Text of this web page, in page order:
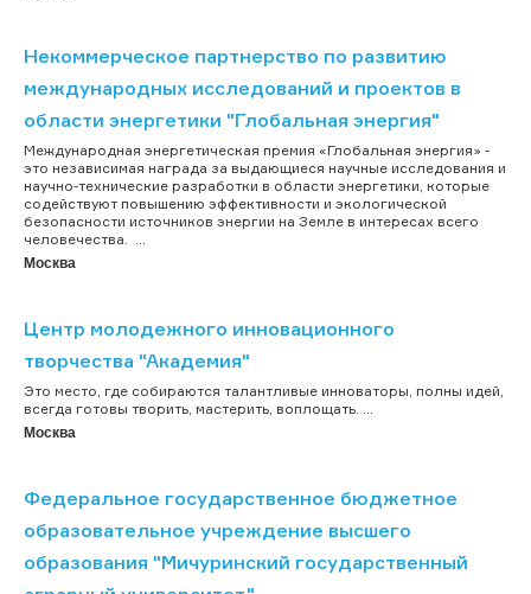
Некоммерческое партнерство по развитию
международных исследований и проектов в
области энергетики "Глобальная энергия"
Международная энергетическая премия «Глобальная энергия» -
это независимая награда за выдающиеся научные исследования и
научно-технические разработки в области энергетики, которые
содействуют повышению эффективности и экологической
безопасности источников энергии на Земле в интересах всего
человечества. ...
Москва
Центр молодежного инновационного
творчества "Академия"
Это место, где собираются талантливые инноваторы, полны идей,
всегда готовы творить, мастерить, воплощать. ...
Москва
Федеральное государственное бюджетное
образовательное учреждение высшего
образования "Мичуринский государственный